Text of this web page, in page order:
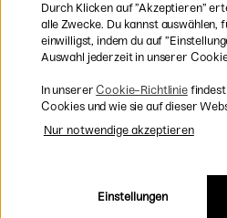
Sichere Bezahlung mit Visa,
Durch Klicken auf ”Akzeptieren”
alle Zwecke. Du kannst auswählen,
einwilligst, indem du auf
Auswahl jederzeit in unserer
In unsererCookie-Richtliniefindest
Cookies und wie sie auf dieser
Nur notwendige akzeptieren
Einstellungen